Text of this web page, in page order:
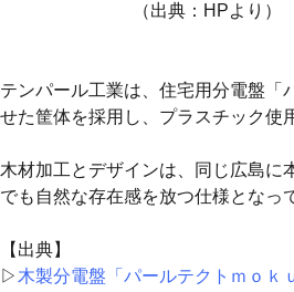
（出典：HPより）
テンパール工業は、住宅用分電盤「
せた筐体を採用し、プラスチック使
木材加工とデザインは、同じ広島に
でも自然な存在感を放つ仕様となっ
【出典】
▷ 木製分電盤「パールテクトｍｏｋ